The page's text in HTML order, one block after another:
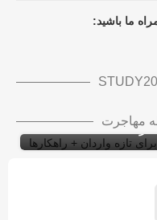
ما باشید:
مهاجرت